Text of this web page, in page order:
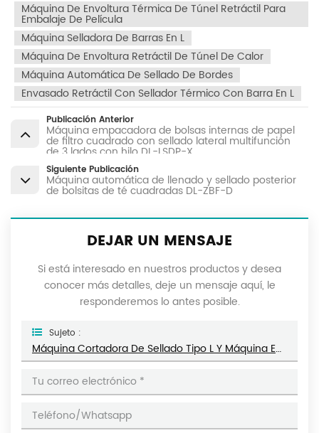
Máquina De Envoltura Térmica De Túnel Retráctil Para
Embalaje De Película
Máquina Selladora De Barras En L
Máquina De Envoltura Retráctil De Túnel De Calor
Máquina Automática De Sellado De Bordes
Envasado Retráctil Con Sellador Térmico Con Barra En L
Publicación Anterior
Máquina empacadora de bolsas internas de papel
de filtro cuadrado con sellado lateral multifunción
de 3 lados con hilo DL-LSDP-X
Siguiente Publicación
Máquina automática de llenado y sellado posterior
de bolsitas de té cuadradas DL-ZBF-D
DEJAR UN MENSAJE
Si está interesado en nuestros productos y desea
conocer más detalles, deje un mensaje aquí, le
responderemos lo antes posible.
Sujeto :
Máquina Cortadora De Sellado Tipo L Y Máquina Empacadora De Túnel Termorretráctil DL-450L Y DL-BSB-4020